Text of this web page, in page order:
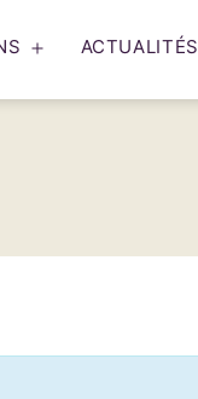
le
ACTUALITÉS